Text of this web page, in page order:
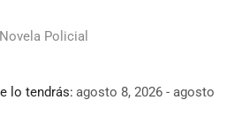
Novela Policial
lo tendrás: agosto 8, 2026 - agosto